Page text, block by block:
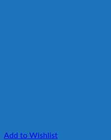
Add to Wishlist